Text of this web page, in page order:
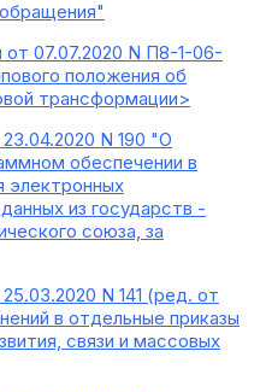
07.07.2020 N П8-1-06-
положения об
трансформации>
N 190 "О
обеспечении в
электронных
из государств -
союза, за
N 141 (ред. от
в отдельные приказы
связи и массовых